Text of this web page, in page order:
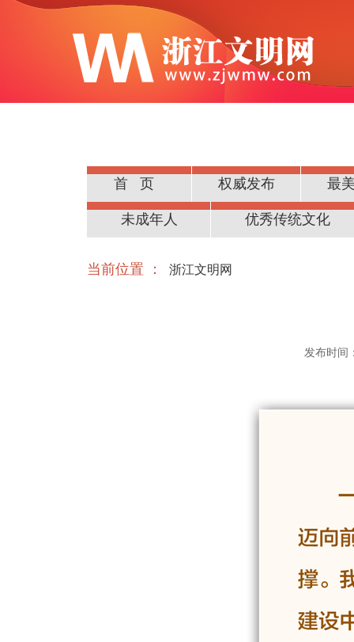
首页 权威发布 最
公民道德
未成年人 优秀传统文化
当前位置 ： 浙江文明网
发布时间